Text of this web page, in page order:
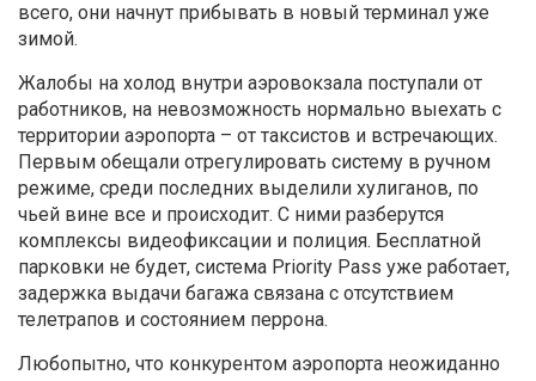
всего, они начнут прибывать в новый терминал уже
зимой.
Жалобы на холод внутри аэровокзала поступали от
работников, на невозможность нормально выехать с
территории аэропорта – от таксистов и встречающих.
Первым обещали отрегулировать систему в ручном
режиме, среди последних выделили хулиганов, по
чьей вине все и происходит. С ними разберутся
комплексы видеофиксации и полиция. Бесплатной
парковки не будет, система Priority Pass уже работает,
задержка выдачи багажа связана с отсутствием
телетрапов и состоянием перрона.
Любопытно, что конкурентом аэропорта неожиданно